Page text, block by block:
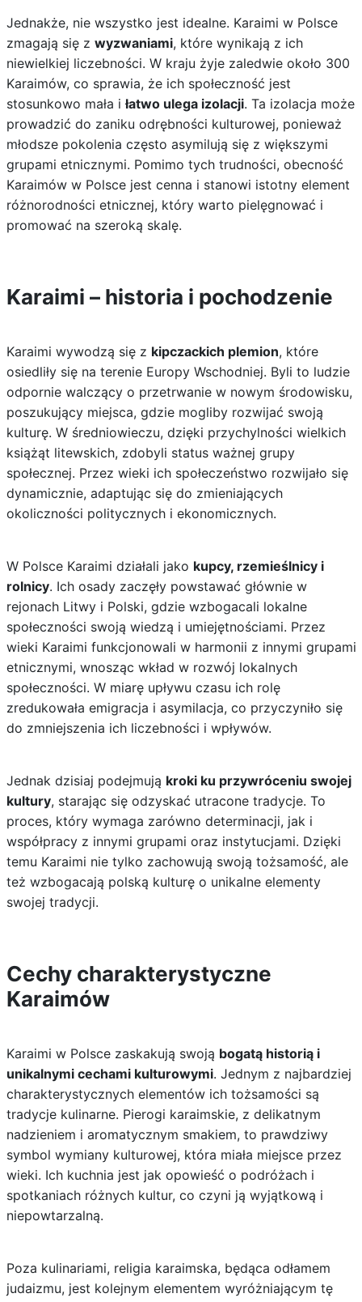
Jednakże, nie wszystko jest idealne. Karaimi w Polsce
zmagają się z wyzwaniami, które wynikają z ich
niewielkiej liczebności. W kraju żyje zaledwie około 300
Karaimów, co sprawia, że ich społeczność jest
stosunkowo mała iłatwo ulega izolacji. Ta izolacja może
prowadzić do zaniku odrębności kulturowej, ponieważ
młodsze pokolenia często asymilują się z większymi
grupami etnicznymi. Pomimo tych trudności, obecność
Karaimów w Polsce jest cenna i stanowi istotny element
różnorodności etnicznej, który warto pielęgnować i
promować na szeroką skalę.
Karaimi – historia i pochodzenie
Karaimi wywodzą się z kipczackich plemion, które
osiedliły się na terenie Europy Wschodniej. Byli to ludzie
odpornie walczący o przetrwanie w nowym środowisku,
poszukujący miejsca, gdzie mogliby rozwijać swoją
kulturę. W średniowieczu, dzięki przychylności wielkich
książąt litewskich, zdobyli status ważnej grupy
społecznej. Przez wieki ich społeczeństwo rozwijało się
dynamicznie, adaptując się do zmieniających
okoliczności politycznych i ekonomicznych.
W Polsce Karaimi działali jako kupcy, rzemieślnicy i
rolnicy. Ich osady zaczęły powstawać głównie w
rejonach Litwy i Polski, gdzie wzbogacali lokalne
społeczności swoją wiedzą i umiejętnościami. Przez
wieki Karaimi funkcjonowali w harmonii z innymi grupami
etnicznymi, wnosząc wkład w rozwój lokalnych
społeczności. W miarę upływu czasu ich rolę
zredukowała emigracja i asymilacja, co przyczyniło się
do zmniejszenia ich liczebności i wpływów.
Jednak dzisiaj podejmują kroki ku przywróceniu swojej
kultury, starając się odzyskać utracone tradycje. To
proces, który wymaga zarówno determinacji, jak i
współpracy z innymi grupami oraz instytucjami. Dzięki
temu Karaimi nie tylko zachowują swoją tożsamość, ale
też wzbogacają polską kulturę o unikalne elementy
swojej tradycji.
Cechy charakterystyczne
Karaimów
Karaimi w Polsce zaskakują swoją bogatą historią i
unikalnymi cechami kulturowymi. Jednym z najbardziej
charakterystycznych elementów ich tożsamości są
tradycje kulinarne. Pierogi karaimskie, z delikatnym
nadzieniem i aromatycznym smakiem, to prawdziwy
symbol wymiany kulturowej, która miała miejsce przez
wieki. Ich kuchnia jest jak opowieść o podróżach i
spotkaniach różnych kultur, co czyni ją wyjątkową i
niepowtarzalną.
Poza kulinariami, religia karaimska, będąca odłamem
judaizmu, jest kolejnym elementem wyróżniającym tę